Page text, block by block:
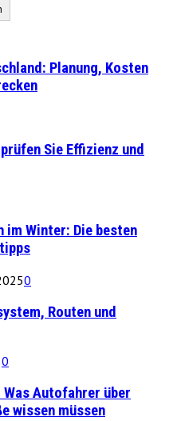
Planung, Kosten
Sie Effizienz und
im Winter: Die besten
0
Routen und
0
Autofahrer über
wissen müssen